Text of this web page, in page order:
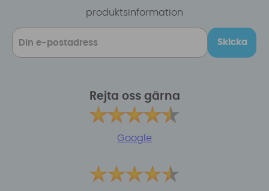
produktsinformation
Skicka
Rejta oss gärna
Google